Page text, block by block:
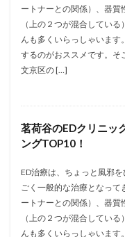
ートナーとの関係）、器質
（上の２つが混合してい
んも多くいらっしゃいます
するのがおススメです。そ
文京区の […]
茗荷谷のEDクリニッ
ングTOP10！
ED治療は、ちょっと風邪
ごく一般的な治療となって
ートナーとの関係）、器質
（上の２つが混合してい
んも多くいらっしゃいます